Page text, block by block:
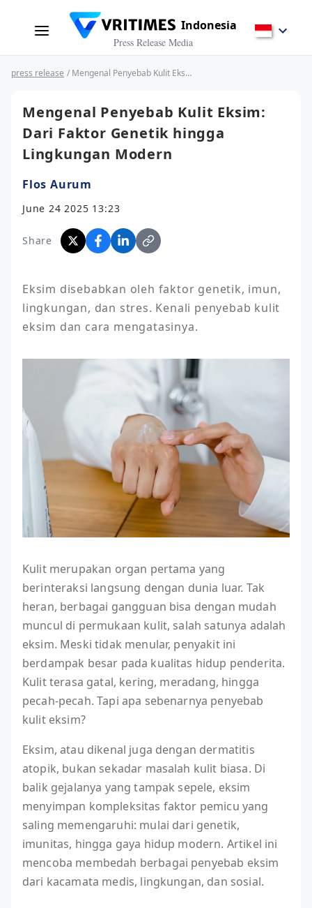
Indonesia
Press Release Media
press release / Mengenal Penyebab Kulit Eksim: Dari Faktor Genetik hingga Lingkungan Modern
Mengenal Penyebab Kulit Eksim:
Dari Faktor Genetik hingga
Lingkungan Modern
Flos Aurum
June 24 2025 13:23
Share
Eksim disebabkan oleh faktor genetik, imun,
lingkungan, dan stres. Kenali penyebab kulit
eksim dan cara mengatasinya.
Kulit merupakan organ pertama yang
berinteraksi langsung dengan dunia luar. Tak
heran, berbagai gangguan bisa dengan mudah
muncul di permukaan kulit, salah satunya adalah
eksim. Meski tidak menular, penyakit ini
berdampak besar pada kualitas hidup penderita.
Kulit terasa gatal, kering, meradang, hingga
pecah-pecah. Tapi apa sebenarnya penyebab
kulit eksim?
Eksim, atau dikenal juga dengan dermatitis
atopik, bukan sekadar masalah kulit biasa. Di
balik gejalanya yang tampak sepele, eksim
menyimpan kompleksitas faktor pemicu yang
saling memengaruhi: mulai dari genetik,
imunitas, hingga gaya hidup modern. Artikel ini
mencoba membedah berbagai penyebab eksim
dari kacamata medis, lingkungan, dan sosial.